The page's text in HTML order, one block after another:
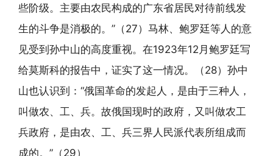
些阶级。主要由农民构成的广东省居民对待前线发
生的斗争是消极的。”（27）马林、鲍罗廷等人的意
见受到孙中山的高度重视。在1923年12月鲍罗廷写
给莫斯科的报告中，证实了这一情况。（28）孙中
山也认识到：“俄国革命的发起人，是由于三种人，
叫做农、工、兵。故俄国现时的政府，又叫做农工
兵政府，是由农、工、兵三界人民派代表所组成而
成的。”（29）